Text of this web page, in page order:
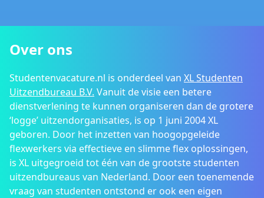
Over ons
Studentenvacature.nl is onderdeel van XL Studenten
Uitzendbureau B.V. Vanuit de visie een betere
dienstverlening te kunnen organiseren dan de grotere
‘logge’ uitzendorganisaties, is op 1 juni 2004 XL
geboren. Door het inzetten van hoogopgeleide
flexwerkers via effectieve en slimme flex oplossingen,
is XL uitgegroeid tot één van de grootste studenten
uitzendbureaus van Nederland. Door een toenemende
vraag van studenten ontstond er ook een eigen